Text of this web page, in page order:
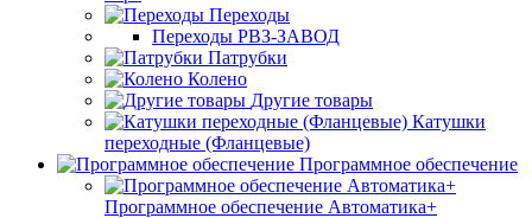
Переходы
Переходы РВЗ-ЗАВОД
Патрубки
Колено
Другие товары
Катушки
переходные (Фланцевые)
Программное обеспечение
Программное обеспечение Автоматика+